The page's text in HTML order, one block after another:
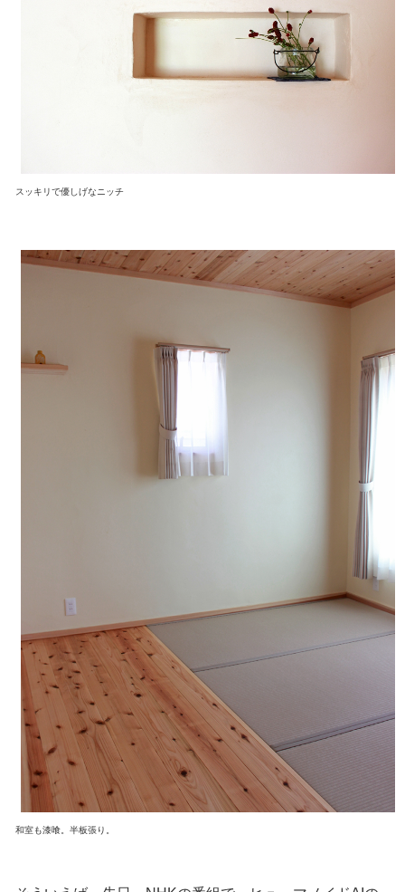
スッキリで優しげなニッチ
和室も漆喰。半板張り。